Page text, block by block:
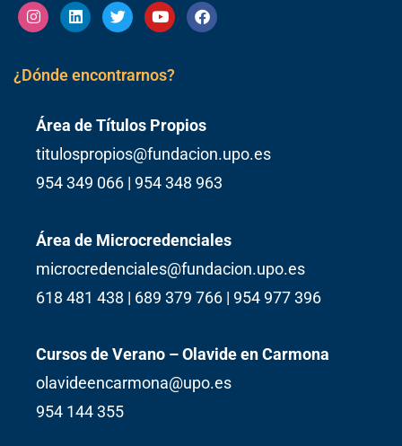
InstagramLinkedinTwitterYoutubeFacebook
¿Dónde encontrarnos?
Área de Títulos Propios
titulospropios@fundacion.upo.es
954 349 066 | 954 348 963
Área de Microcredenciales
microcredenciales@fundacion.upo.es
618 481 438 | 689 379 766 | 954 977 396
Cursos de Verano – Olavide en Carmona
olavideencarmona@upo.es
954 144 355